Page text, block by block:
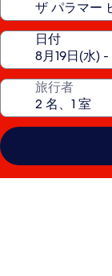
日付
旅行者